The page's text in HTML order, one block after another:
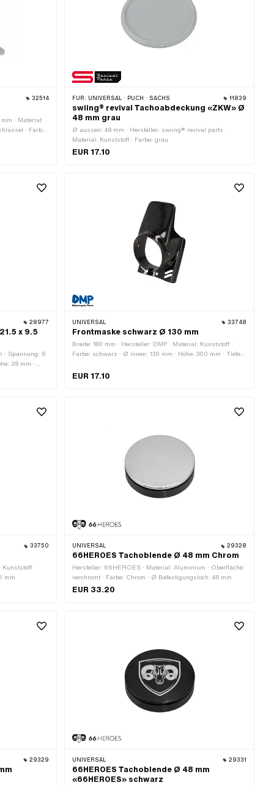
32514
· Material:
· Farbe:
FÜR: UNIVERSAL · PUCH · SACHS 11839
swiing® revival Tachoabdeckung «ZKW» Ø
48 mm grau
Ø aussen: 48 mm · Hersteller: swiing® revival parts ·
Material: Kunststoff · Farbe: grau
EUR 17.10
28977
x 9.5
· Spannung: 6
28 mm ·
UNIVERSAL 33748
Frontmaske schwarz Ø 130 mm
Breite: 180 mm · Hersteller: DMP · Material: Kunststoff ·
Farbe: schwarz · Ø innen: 130 mm · Höhe: 300 mm · Tiefe:
EUR 17.10
33750
·
mm
UNIVERSAL 29328
66HEROES Tachoblende Ø 48 mm Chrom
Hersteller: 66HEROES · Material: Aluminium · Oberfläche:
verchromt · Farbe: Chrom · Ø Befestigungsloch: 48 mm
EUR 33.20
29329 UNIVERSAL 29331
66HEROES Tachoblende Ø 48 mm
«66HEROES» schwarz